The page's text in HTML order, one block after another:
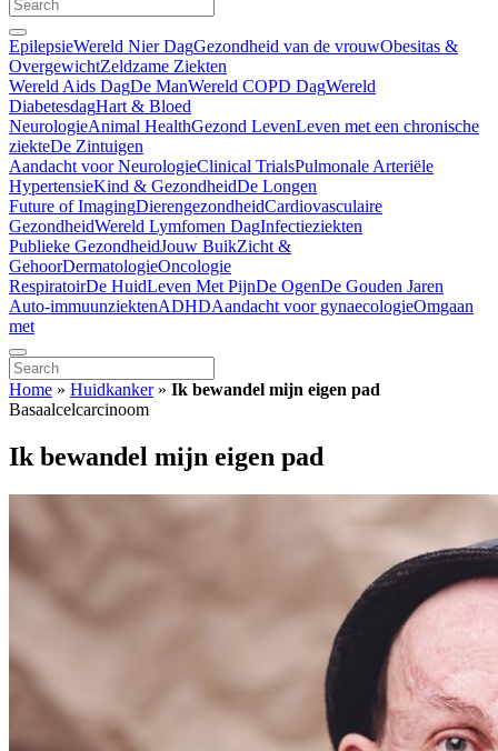
EpilepsieWereld Nier DagGezondheid van de vrouwObesitas &
OvergewichtZeldzame Ziekten
Wereld Aids DagDe ManWereld COPD DagWereld
DiabetesdagHart & Bloed
NeurologieAnimal HealthGezond LevenLeven met een chronische
ziekteDe Zintuigen
Aandacht voor NeurologieClinical TrialsPulmonale Arteriële
HypertensieKind & GezondheidDe Longen
Future of ImagingDierengezondheidCardiovasculaire
GezondheidWereld Lymfomen DagInfectieziekten
Publieke GezondheidJouw BuikZicht &
GehoorDermatologieOncologie
RespiratoirDe HuidLeven Met PijnDe OgenDe Gouden Jaren
Auto-immuunziektenADHDAandacht voor gynaecologieOmgaan
met
Home » Huidkanker» Ik bewandel mijn eigen pad
Basaalcelcarcinoom
Ik bewandel mijn eigen pad